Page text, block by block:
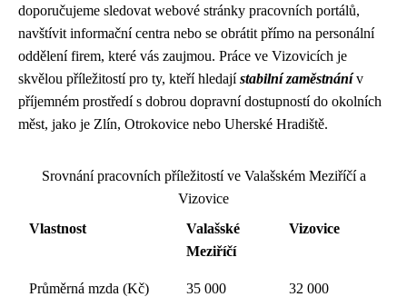
doporučujeme sledovat webové stránky pracovních portálů,
navštívit informační centra nebo se obrátit přímo na personální
oddělení firem, které vás zaujmou. Práce ve Vizovicích je
skvělou příležitostí pro ty, kteří hledajístabilní zaměstnánív
příjemném prostředí s dobrou dopravní dostupností do okolních
měst, jako je Zlín, Otrokovice nebo Uherské Hradiště.
Srovnání pracovních příležitostí ve Valašském Meziříčí a
Vizovice
Vlastnost
Valašské
Meziříčí
Vizovice
Průměrná mzda (Kč) 35 000 32 000